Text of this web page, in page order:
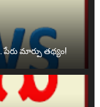
పేరు మార్పు తథ్యం!